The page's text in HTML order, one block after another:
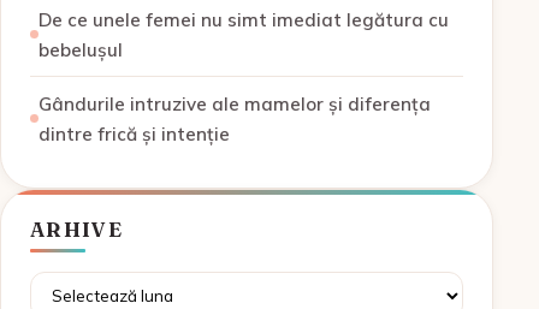
De ce unele femei nu simt imediat legătura cu
bebelușul
Gândurile intruzive ale mamelor și diferența
dintre frică și intenție
ARHIVE
Arhive